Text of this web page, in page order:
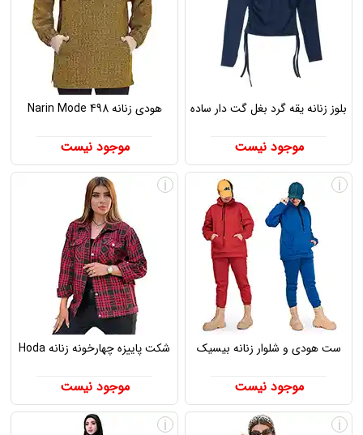
بلوز زنانه یقه گرد بغل گت دار ساده
موجود نیست
هودی زنانه Narin Mode 498
موجود نیست
ست هودی و شلوار زنانه بیسیک
موجود نیست
i
شکت پاییزه چهارخونه زنانه Hoda
موجود نیست
i
i
i